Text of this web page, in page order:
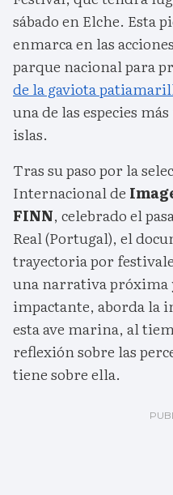
sábado en Elche. Esta
enmarca en las
parque nacional para
de la gaviota
una de las especies
islas.
Tras su paso por la
Internacional de
FINN, celebrado el
Real (Portugal), el
trayectoria por
una narrativa próxima
impactante, aborda la
esta ave marina, al
reflexión sobre las
tiene sobre ella.